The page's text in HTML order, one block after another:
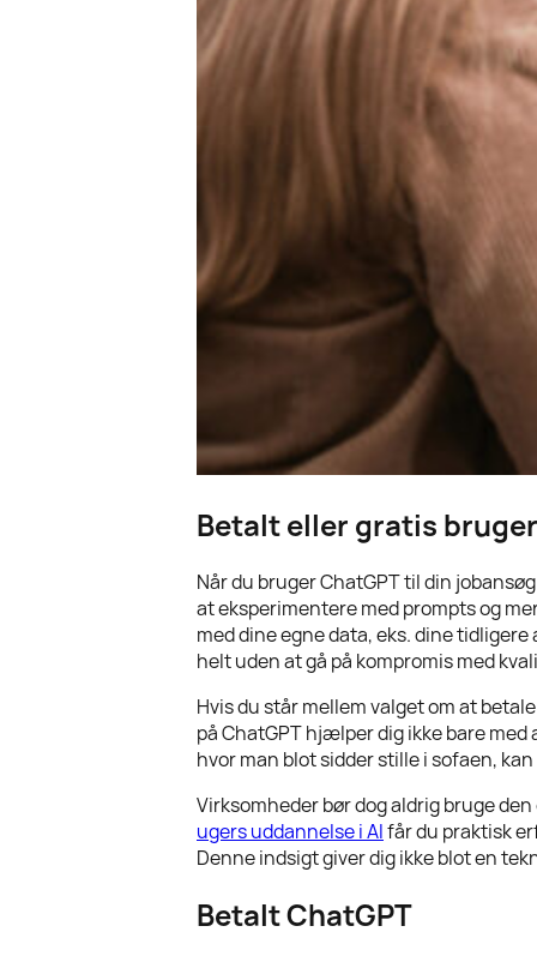
Betalt eller gratis
Når du bruger ChatGPT til din
at eksperimentere med prompts og
med dine egne data, eks. dine
helt uden at gå på kompromis med
Hvis du står mellem valget om at
på ChatGPT hjælper dig ikke bare
hvor man blot sidder stille i sofaen,
Virksomheder bør dog aldrig bruge
ugers uddannelse i AIfår du praktisk
Denne indsigt giver dig ikke blot en
Betalt ChatGPT